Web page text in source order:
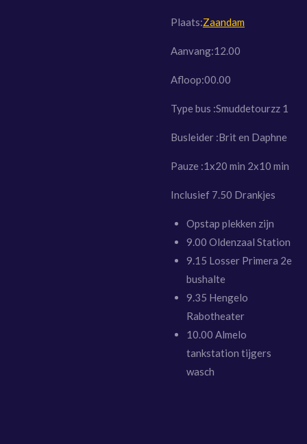
Plaats:Zaandam
Aanvang:12.00
Afloop:00.00
Type bus :Smuddetourzz 1
Busleider :Brit en Daphne
Pauze :1x20 min 2x10 min
Inclusief 7.50 Drankjes
Opstap plekken zijn
9.00 Oldenzaal Station
9.15 Losser Primera 2e
bushalte
9.35 Hengelo
Rabotheater
10.00 Almelo
tankstation tijgers
wasch